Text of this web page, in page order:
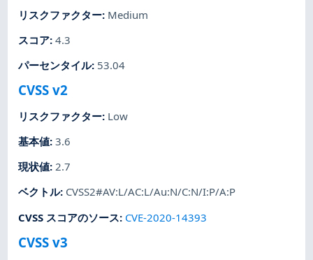
リスクファクター: Medium
スコア:4.3
パーセンタイル: 53.04
CVSS v2
リスクファクター: Low
基本値:3.6
現状値:2.7
ベクトル: CVSS2#AV:L/AC:L/Au:N/C:N/I:P/A:P
CVSS スコアのソース: CVE-2020-14393
CVSS v3